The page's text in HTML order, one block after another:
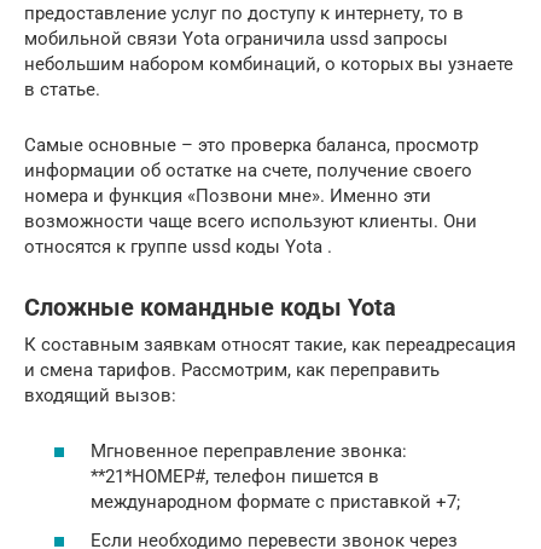
предоставление услуг по доступу к интернету, то в
мобильной связи Yota ограничила ussd запросы
небольшим набором комбинаций, о которых вы узнаете
в статье.
Самые основные – это проверка баланса, просмотр
информации об остатке на счете, получение своего
номера и функция «Позвони мне». Именно эти
возможности чаще всего используют клиенты. Они
относятся к группе ussd коды Yota .
Сложные командные коды Yota
К составным заявкам относят такие, как переадресация
и смена тарифов. Рассмотрим, как переправить
входящий вызов:
Мгновенное переправление звонка:
**21*НОМЕР#, телефон пишется в
международном формате с приставкой +7;
Если необходимо перевести звонок через